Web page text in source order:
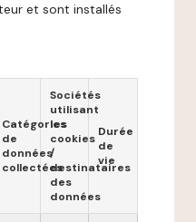
et sont installés
Catégories
de
données
collectées
Sociétés
utilisant
les
cookies
/
destinataires
des
données
Durée
de
vie